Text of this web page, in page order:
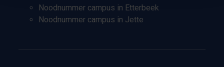
Noodnummer campus in Etterbeek
Noodnummer campus in Jette